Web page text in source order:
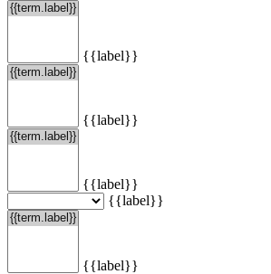
{{label}}
{{label}}
{{label}}
{{label}}
{{label}}